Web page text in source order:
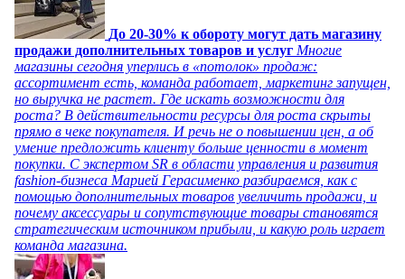
До 20-30% к обороту могут дать магазину
продажи дополнительных товаров и услуг Многие
магазины сегодня уперлись в «потолок» продаж:
ассортимент есть, команда работает, маркетинг запущен,
но выручка не растет. Где искать возможности для
роста? В действительности ресурсы для роста скрыты
прямо в чеке покупателя. И речь не о повышении цен, а об
умение предложить клиенту больше ценности в момент
покупки. С экспертом SR в области управления и развития
fashion-бизнеса Марией Герасименко разбираемся, как с
помощью дополнительных товаров увеличить продажи, и
почему аксессуары и сопутствующие товары становятся
стратегическим источником прибыли, и какую роль играет
команда магазина.